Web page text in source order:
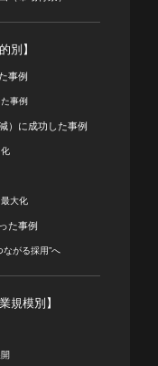
別】
事例
事例
）に成功した事例
大化
た事例
ながる採用”へ
規模別】